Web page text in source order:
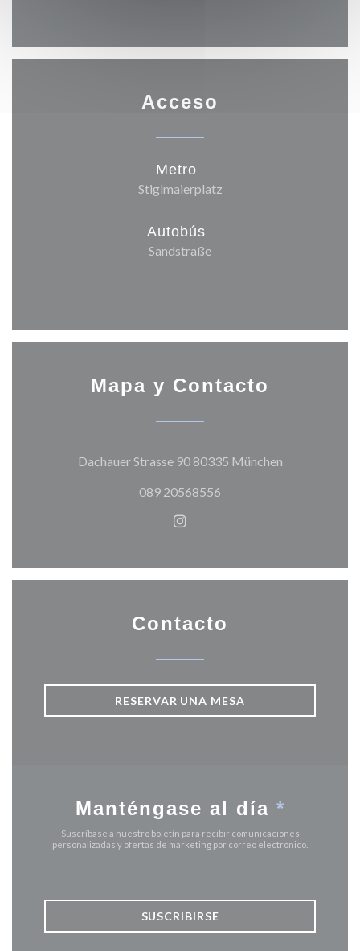
Acceso
Metro
Stiglmaierplatz
Autobús
Sandstraße
Mapa y Contacto
Dachauer Strasse 90 80335 München((abre en una
089 20568556
Instagram ((abre en una
Contacto
RESERVAR UNA MESA
Manténgase al día *
Suscríbase a nuestro boletín para recibir comunicaciones
personalizadas y ofertas de marketing por correo electrónico.
SUSCRIBIRSE